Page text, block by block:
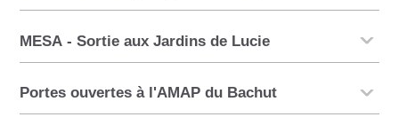
MESA - Sortie aux Jardins de Lucie
Portes ouvertes à l'AMAP du Bachut